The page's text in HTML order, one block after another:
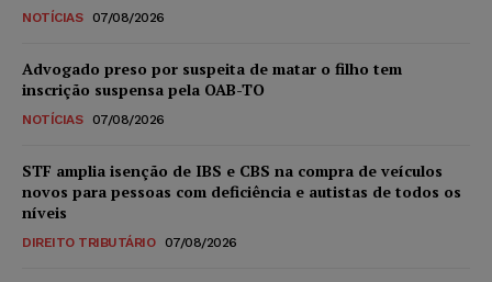
NOTÍCIAS 07/08/2026
Advogado preso por suspeita de matar o filho tem
inscrição suspensa pela OAB-TO
NOTÍCIAS 07/08/2026
STF amplia isenção de IBS e CBS na compra de veículos
novos para pessoas com deficiência e autistas de todos os
níveis
DIREITO TRIBUTÁRIO 07/08/2026